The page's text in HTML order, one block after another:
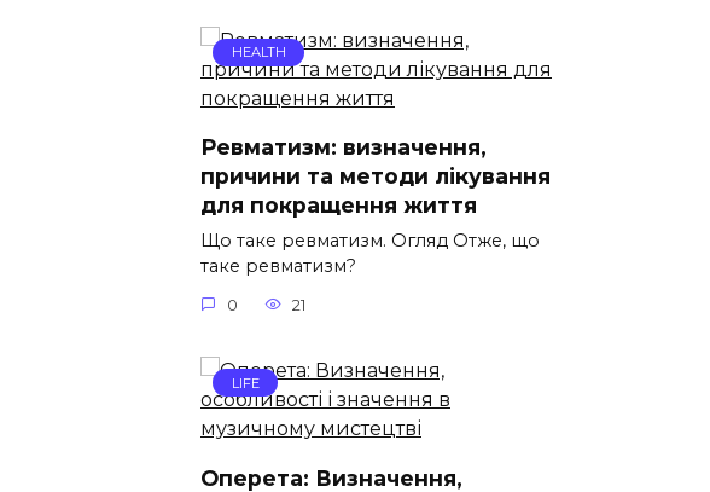
HEALTH
Ревматизм: визначення,
причини та методи лікування
для покращення життя
Що таке ревматизм. Огляд Отже, що
таке ревматизм?
0 21
LIFE
Оперета: Визначення,